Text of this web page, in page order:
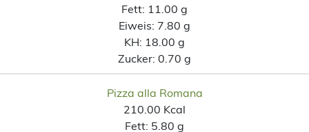
Fett: 11.00 g
Eiweis: 7.80 g
KH: 18.00 g
Zucker: 0.70 g
Pizza alla Romana
210.00 Kcal
Fett: 5.80 g